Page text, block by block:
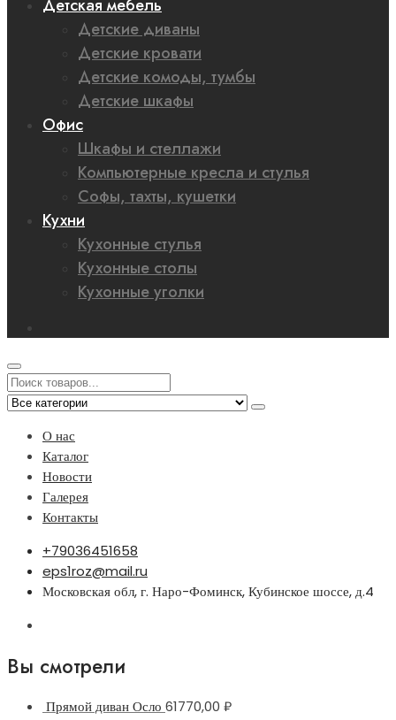
Детская мебель
Детские диваны
Детские кровати
Детские комоды, тумбы
Детские шкафы
Офис
Шкафы и стеллажи
Компьютерные кресла и стулья
Софы, тахты, кушетки
Кухни
Кухонные стулья
Кухонные столы
Кухонные уголки
О нас
Каталог
Новости
Галерея
Контакты
+79036451658
eps1roz@mail.ru
Московская обл, г. Наро-Фоминск, Кубинское шоссе, д.4
Вы смотрели
Прямой диван Осло 61770,00 ₽